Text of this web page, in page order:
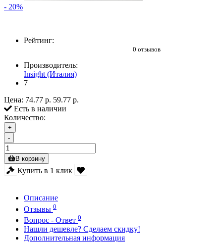
- 20%
Рейтинг:
0 отзывов
Производитель:
Insight (Италия)
7
Цена: 74.77 р. 59.77 р.
Есть в наличии
Количество:
+
-
В корзину
Купить в 1 клик
Описание
Отзывы 0
Вопрос - Ответ 0
Нашли дешевле? Сделаем скидку!
Дополнительная информация